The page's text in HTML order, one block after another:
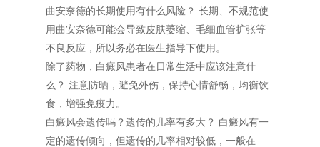
曲安奈德的长期使用有什么风险？ 长期、不规范使
用曲安奈德可能会导致皮肤萎缩、毛细血管扩张等
不良反应，所以务必在医生指导下使用。
除了药物，白癜风患者在日常生活中应该注意什
么？ 注意防晒，避免外伤，保持心情舒畅，均衡饮
食，增强免疫力。
白癜风会遗传吗？遗传的几率有多大？ 白癜风有一
定的遗传倾向，但遗传的几率相对较低，一般在